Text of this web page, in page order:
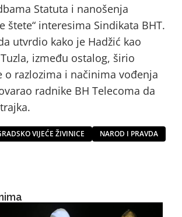
Statuta i nanošenja
štete“ interesima Sindikata BHT.
utvrdio kako je Hadžić kao
između ostalog, širio
o razlozima i načinima vođenja
radnike BH Telecoma da
VIJEĆE ŽIVINICE
NAROD I PRAVDA